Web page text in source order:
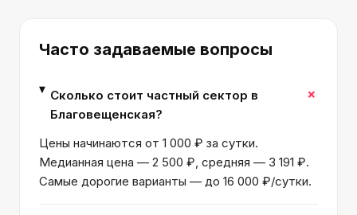
Часто задаваемые вопросы
Сколько стоит частный сектор в
Благовещенская?
+
Цены начинаются от 1 000 ₽ за сутки.
Медианная цена — 2 500 ₽, средняя — 3 191 ₽.
Самые дорогие варианты — до 16 000 ₽/сутки.